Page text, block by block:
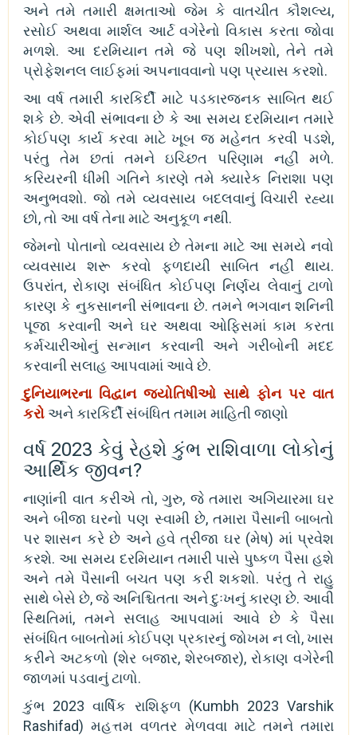
અને તમે તમારી ક્ષમતાઓ જેમ કે વાતચીત કૌશલ્ય,
રસોઈ અથવા માર્શલ આર્ટ વગેરેનો વિકાસ કરતા જોવા
મળશે. આ દરમિયાન તમે જે પણ શીખશો, તેને તમે
પ્રોફેશનલ લાઈફમાં અપનાવવાનો પણ પ્રયાસ કરશો.
આ વર્ષ તમારી કારકિર્દી માટે પડકારજનક સાબિત થઈ
શકે છે. એવી સંભાવના છે કે આ સમય દરમિયાન તમારે
કોઈપણ કાર્ય કરવા માટે ખૂબ જ મહેનત કરવી પડશે,
પરંતુ તેમ છતાં તમને ઇચ્છિત પરિણામ નહીં મળે.
કરિયરની ધીમી ગતિને કારણે તમે ક્યારેક નિરાશા પણ
અનુભવશો. જો તમે વ્યવસાય બદલવાનું વિચારી રહ્યા
છો, તો આ વર્ષ તેના માટે અનુકૂળ નથી.
જેમનો પોતાનો વ્યવસાય છે તેમના માટે આ સમયે નવો
વ્યવસાય શરૂ કરવો ફળદાયી સાબિત નહીં થાય.
ઉપરાંત, રોકાણ સંબંધિત કોઈપણ નિર્ણય લેવાનું ટાળો
કારણ કે નુકસાનની સંભાવના છે. તમને ભગવાન શનિની
પૂજા કરવાની અને ઘર અથવા ઓફિસમાં કામ કરતા
કર્મચારીઓનું સન્માન કરવાની અને ગરીબોની મદદ
કરવાની સલાહ આપવામાં આવે છે.
દુનિયાભરના વિદ્વાન જ્યોતિષીઓ સાથે ફોન પર વાત
કરો અને કારકિર્દી સંબંધિત તમામ માહિતી જાણો
વર્ષ 2023 કેવું રેહશે કુંભ રાશિવાળા લોકોનું
આર્થિક જીવન?
નાણાંની વાત કરીએ તો, ગુરુ, જે તમારા અગિયારમા ઘર
અને બીજા ઘરનો પણ સ્વામી છે, તમારા પૈસાની બાબતો
પર શાસન કરે છે અને હવે ત્રીજા ઘર (મેષ) માં પ્રવેશ
કરશે. આ સમય દરમિયાન તમારી પાસે પુષ્કળ પૈસા હશે
અને તમે પૈસાની બચત પણ કરી શકશો. પરંતુ તે રાહુ
સાથે બેસે છે, જે અનિશ્ચિતતા અને દુઃખનું કારણ છે. આવી
સ્થિતિમાં, તમને સલાહ આપવામાં આવે છે કે પૈસા
સંબંધિત બાબતોમાં કોઈપણ પ્રકારનું જોખમ ન લો, ખાસ
કરીને અટકળો (શેર બજાર, શેરબજાર), રોકાણ વગેરેની
જાળમાં પડવાનું ટાળો.
કુંભ 2023 વાર્ષિક રાશિફળ (Kumbh 2023 Varshik
Rashifad) મહત્તમ વળતર મેળવવા માટે તમને તમારા